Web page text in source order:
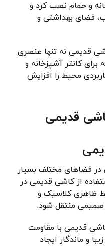
و حمام نصب کرد و
فضای بهداشتی و
قدیمی نه تنها عنصری
برای کانتر آشپزخانه و
محیط را افزایش
فضاهای مختلف بسیار
از کاشی قدیمی در
ظاهری کلاسیک و
منتقل شود.
قدیمی با مقاومت
و ماندگار ایجاد